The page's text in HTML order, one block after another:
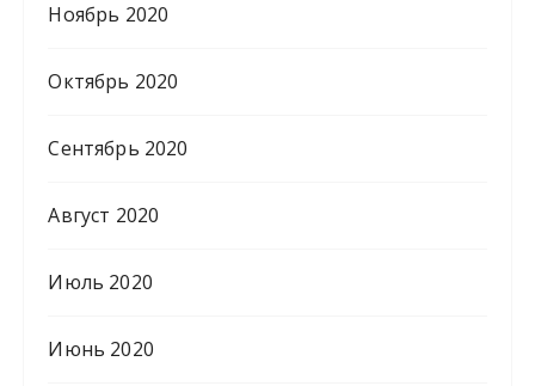
Ноябрь 2020
Октябрь 2020
Сентябрь 2020
Август 2020
Июль 2020
Июнь 2020